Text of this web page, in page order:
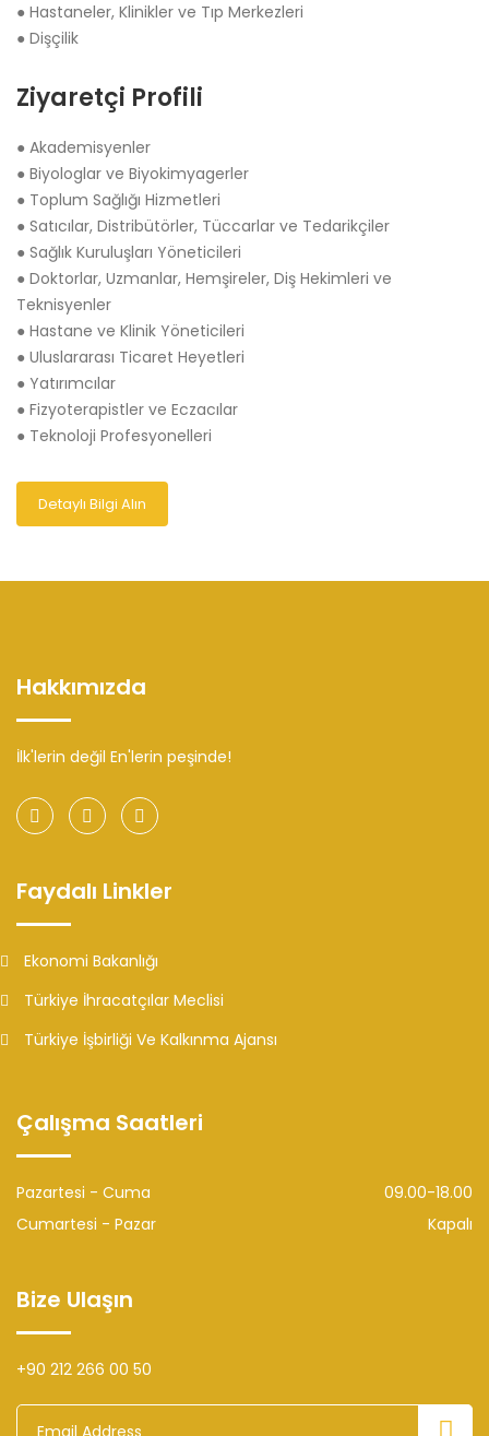
● Hastaneler, Klinikler ve Tıp Merkezleri
● Dişçilik
Ziyaretçi Profili
● Akademisyenler
● Biyologlar ve Biyokimyagerler
● Toplum Sağlığı Hizmetleri
● Satıcılar, Distribütörler, Tüccarlar ve Tedarikçiler
● Sağlık Kuruluşları Yöneticileri
● Doktorlar, Uzmanlar, Hemşireler, Diş Hekimleri ve
Teknisyenler
● Hastane ve Klinik Yöneticileri
● Uluslararası Ticaret Heyetleri
● Yatırımcılar
● Fizyoterapistler ve Eczacılar
● Teknoloji Profesyonelleri
Detaylı Bilgi Alın
Hakkımızda
İlk'lerin değil En'lerin peşinde!
Faydalı Linkler
Ekonomi Bakanlığı
Türkiye İhracatçılar Meclisi
Türkiye İşbirliği Ve Kalkınma Ajansı
Çalışma Saatleri
Pazartesi - Cuma
09.00-18.00
Cumartesi - Pazar
Kapalı
Bize Ulaşın
+90 212 266 00 50